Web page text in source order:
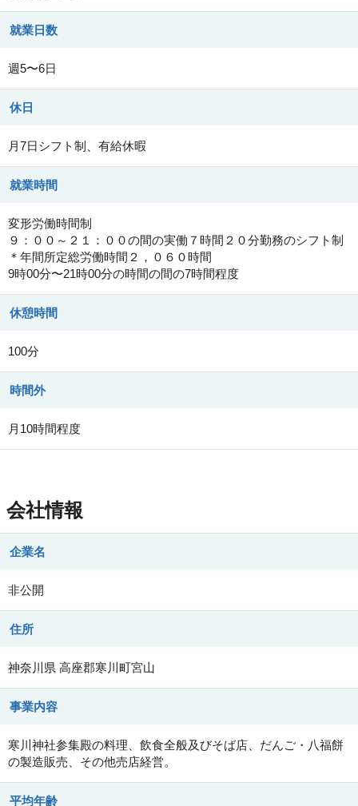
就業日数
週5〜6日
休日
月7日シフト制、有給休暇
就業時間
変形労働時間制
９：００～２１：００の間の実働７時間２０分勤務のシフト制
＊年間所定総労働時間２，０６０時間
9時00分〜21時00分の時間の間の7時間程度
休憩時間
100分
時間外
月10時間程度
会社情報
企業名
非公開
住所
神奈川県 高座郡寒川町宮山
事業内容
寒川神社参集殿の料理、飲食全般及びそば店、だんご・八福餅
の製造販売、その他売店経営。
平均年齢